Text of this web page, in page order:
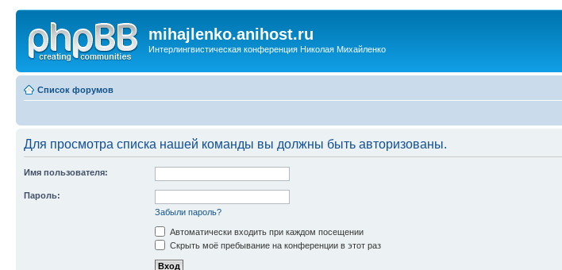
mihajlenko.anihost.ru
Интерлингвистическая конференция Николая Михайленко
Список форумов
Для просмотра списка нашей команды вы должны быть авторизованы.
Имя пользователя:
Пароль:
Забыли пароль?
Автоматически входить при каждом посещении
Скрыть моё пребывание на конференции в этот раз